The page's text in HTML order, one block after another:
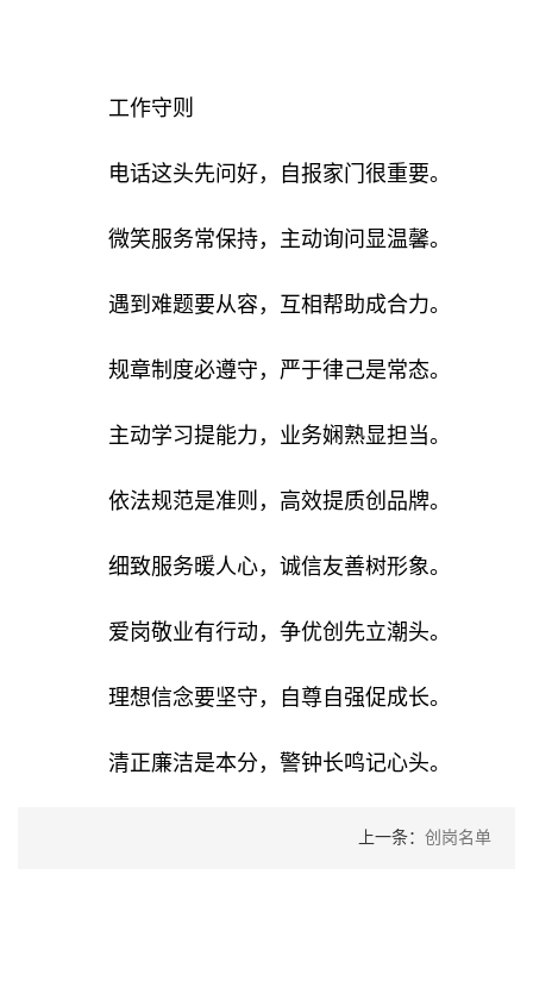
工作守则
电话这头先问好，自报家门很重要。
微笑服务常保持，主动询问显温馨。
遇到难题要从容，互相帮助成合力。
规章制度必遵守，严于律己是常态。
主动学习提能力，业务娴熟显担当。
依法规范是准则，高效提质创品牌。
细致服务暖人心，诚信友善树形象。
爱岗敬业有行动，争优创先立潮头。
理想信念要坚守，自尊自强促成长。
清正廉洁是本分，警钟长鸣记心头。
上一条： 创岗名单